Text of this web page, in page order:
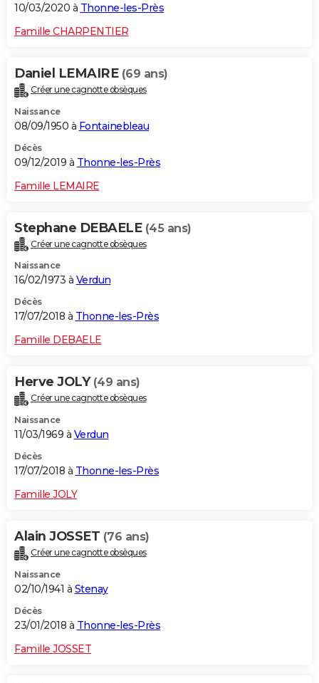
10/03/2020 à Thonne-les-Près
Famille CHARPENTIER
Daniel LEMAIRE (69 ans)
Créer une cagnotte obsèques
Naissance
08/09/1950 à Fontainebleau
Décès
09/12/2019 à Thonne-les-Près
Famille LEMAIRE
Stephane DEBAELE (45 ans)
Créer une cagnotte obsèques
Naissance
16/02/1973 à Verdun
Décès
17/07/2018 à Thonne-les-Près
Famille DEBAELE
Herve JOLY (49 ans)
Créer une cagnotte obsèques
Naissance
11/03/1969 à Verdun
Décès
17/07/2018 à Thonne-les-Près
Famille JOLY
Alain JOSSET (76 ans)
Créer une cagnotte obsèques
Naissance
02/10/1941 à Stenay
Décès
23/01/2018 à Thonne-les-Près
Famille JOSSET